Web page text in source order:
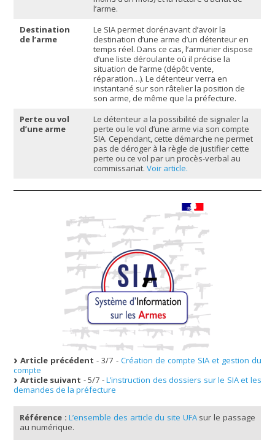
l’arme.
Destination
de l’arme
Le SIA permet dorénavant d’avoir la
destination d’une arme d’un détenteur en
temps réel. Dans ce cas, l’armurier dispose
d’une liste déroulante où il précise la
situation de l’arme (dépôt vente,
réparation…). Le détenteur verra en
instantané sur son râtelier la position de
son arme, de même que la préfecture.
Perte ou vol
d’une arme
Le détenteur a la possibilité de signaler la
perte ou le vol d’une arme via son compte
SIA. Cependant, cette démarche ne permet
pas de déroger à la règle de justifier cette
perte ou ce vol par un procès-verbal au
commissariat.Voir article.
Article précédent - 3/7 - Création de compte SIA et gestion du
compte
Article suivant - 5/7 -L’instruction des dossiers sur le SIA et les
demandes de la préfecture
Référence : L’ensemble des article du site UFAsur le passage
au numérique.